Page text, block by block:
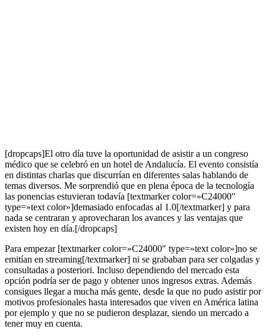
[dropcaps]El otro día tuve la oportunidad de asistir a un congreso
médico que se celebró en un hotel de Andalucía. El evento consistía
en distintas charlas que discurrían en diferentes salas hablando de
temas diversos. Me sorprendió que en plena época de la tecnología
las ponencias estuvieran todavía [textmarker color=»C24000″
type=»text color»]demasiado enfocadas al 1.0[/textmarker] y para
nada se centraran y aprovecharan los avances y las ventajas que
existen hoy en día.[/dropcaps]
Para empezar [textmarker color=»C24000″ type=»text color»]no se
emitían en streaming[/textmarker] ni se grababan para ser colgadas y
consultadas a posteriori. Incluso dependiendo del mercado esta
opción podría ser de pago y obtener unos ingresos extras. Además
consigues llegar a mucha más gente, desde la que no pudo asistir por
motivos profesionales hasta interesados que viven en América latina
por ejemplo y que no se pudieron desplazar, siendo un mercado a
tener muy en cuenta.